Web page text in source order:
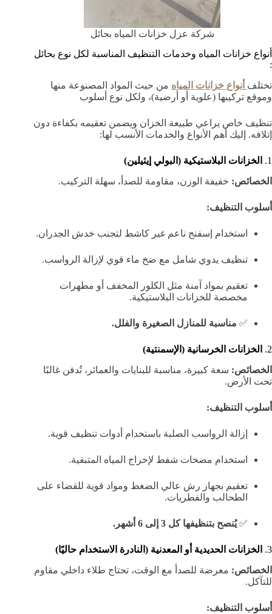
شركة عزل خزانات المياه بحائل
أنواع خزانات المياه وخدمات التنظيف المناسبة لكل نوع بحائل
:
تختلف أنواع خزانات المياه من حيث المواد المصنوعة منها
وموقع تركيبها (علوية أو أرضية)، ولكل نوع أسلوب
تنظيف خاص يراعي طبيعة الخزان ويضمن تعقيمه بكفاءة دون
إتلافه. إليك أهم الأنواع والخدمات الأنسب لها:
1.
الخزانات البلاستيكية (البولي إيثيلين)
الخصائص: خفيفة الوزن، مقاومة للصدأ، سهلة التركيب.
أسلوب التنظيف:
استخدام إسفنج ناعم غير كاشط لتجنب خدش الجدران.
تنظيف يدوي شامل مع ضخ ماء قوي لإزالة الرواسب.
تعقيم بمواد آمنة مثل الكلور المخفف أو مطهرات
مخصصة للخزانات البلاستيكية.
✅ مناسبة للمنازل الصغيرة والفلل.
2.
الخزانات الخرسانية (الإسمنتية)
الخصائص: سعة كبيرة، مناسبة للبنايات والعمائر، تُدفن غالبًا
تحت الأرض.
أسلوب التنظيف:
إزالة الرواسب الصلبة باستخدام أدوات تنظيف قوية.
استخدام مضخات شفط لإخراج المياه المتبقية.
تعقيم بجهاز رش عالي الضغط ومواد قوية للقضاء على
الطحالب والفطريات.
✅يُنصح بتنظيفها كل 3 إلى 6 أشهر.
3.
الخزانات الحديدية أو المعدنية (النادرة الاستخدام حاليًا)
الخصائص: معرضة للصدأ مع الوقت، تحتاج طلاء داخلي مقاوم
للتآكل.
أسلوب التنظيف: